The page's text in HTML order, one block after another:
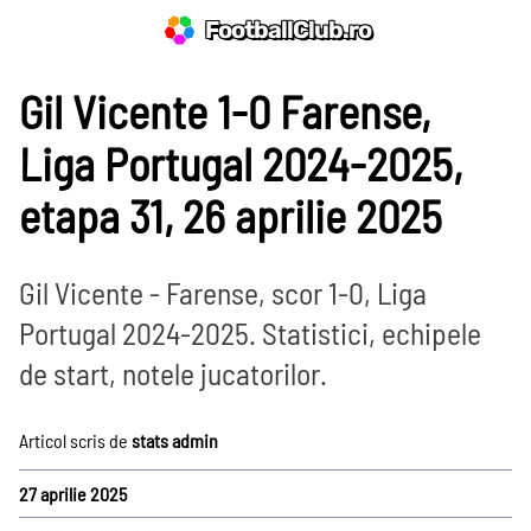
FootballClub.ro
Ousmane Dembélé
Reconstrucție Manchester United
Gil Vicente 1-0 Farense,
Liga Portugal 2024-2025,
etapa 31, 26 aprilie 2025
Gil Vicente - Farense, scor 1-0, Liga
Portugal 2024-2025. Statistici, echipele
de start, notele jucatorilor.
Articol scris de stats admin
27 aprilie 2025